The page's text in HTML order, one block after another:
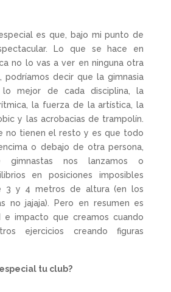
es que, bajo mi punto de
Lo que se hace en
no lo vas a ver en ninguna otra
podríamos decir que la gimnasia
lo mejor de cada disciplina, la
la fuerza de la artística, la
y las acrobacias de trampolín.
no tienen el resto y es que todo
o debajo de otra persona,
gimnastas nos lanzamos o
en posiciones imposibles
3 y 4 metros de altura (en los
no jajaja). Pero en resumen es
e impacto que creamos cuando
ejercicios creando figuras
tu club?